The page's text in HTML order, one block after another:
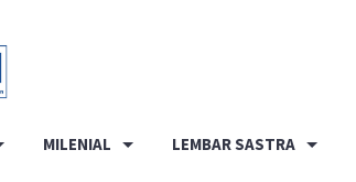
MILENIAL LEMBAR SASTRA